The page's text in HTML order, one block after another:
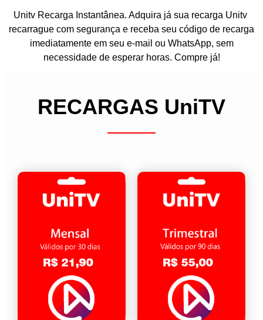
Unitv Recarga Instantânea. Adquira já sua recarga Unitv
recarrague com segurança e receba seu código de recarga
imediatamente em seu e-mail ou WhatsApp, sem
necessidade de esperar horas. Compre já!
RECARGAS UniTV